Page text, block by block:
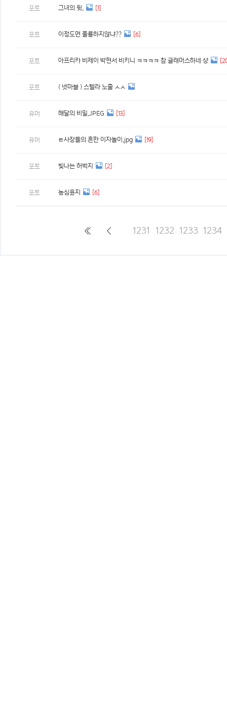
포토 그녀의 뒷. [1]
포토 이정도면 훌룡하지않냐?? [6]
포토 아프리카 비제이 박현서 비키니 ㅋㅋㅋㅋ 참 글래머스하네 샹
포토 ( 넷마블 ) 스텔라 노출 ㅅㅅ
유머 해달의 비밀.JPEG [13]
유머 ㅌ사장들의 흔한 이자놀이.jpg [19]
포토 빛나는 허벅지 [2]
포토 농심윤지 [6]
1231 1232 1233 1234